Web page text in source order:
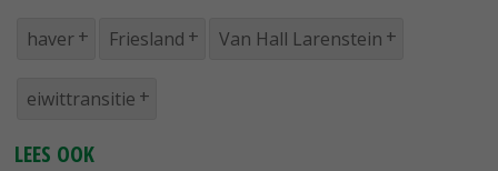
haver Friesland Van Hall Larenstein
eiwittransitie
LEES OOK